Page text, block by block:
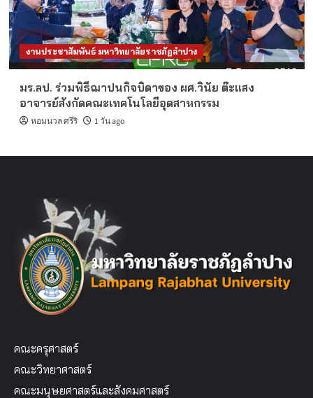
งานประชาสัมพันธ์ มหาวิทยาลัยราชภัฏลำปาง
มร.ลป. ร่วมพิธีฌาปนกิจบิดาของ ผศ.วินัย ต๊ะแสง
อาจารย์สังกัดคณะเทคโนโลยีอุตสาหกรรม
หอมนวล ศรีริ 1 วัน ago
คณะครุศาสตร์
คณะวิทยาศาสตร์
คณะมนุษยศาสตร์และสังคมศาสตร์